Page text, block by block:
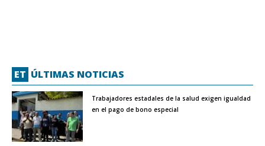
ET ÚLTIMAS NOTICIAS
Trabajadores estadales de la salud exigen igualdad
en el pago de bono especial